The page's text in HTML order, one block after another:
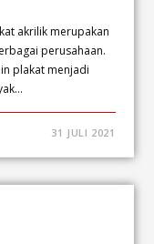
akrilik merupakan
perusahaan.
plakat menjadi
31 JULI 2021